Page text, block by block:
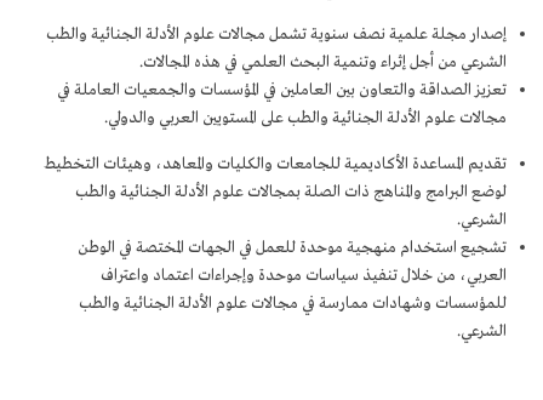
إصدار مجلة علمية نصف سنوية تشمل مجالات علوم الأدلة الجنائية والطب
الشرعي من أجل إثراء وتنمية البحث العلمي في هذه المجالات.​
تعزيز الصداقة والتعاون بين العاملين في المؤسسات والجمعيات ال​عاملة في
مجالات علوم الأدلة الجنائية والطب على المستويين العربي والدولي.
تقديم المساعدة الأكاديمية للجامعات والكليات والمعاهد، وهيئات التخطيط
لوضع البرامج والمناهج ذات الصلة بمجالات علوم الأدلة الجنائية والطب
الشرعي.
تشجيع استخدام منهجية موحدة للعمل في الجهات المختصة في الوطن
العربي، من خلال تنفيذ سياسات موحدة وإجراءات اعتماد واعتراف
للمؤسسات وشهادات ممارسة في مجالات علوم الأدلة الجنائية والطب
الشرعي.